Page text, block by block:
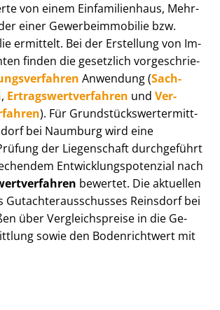
von einem Einfamilienhaus, Mehr­
einer Ge­wer­be­im­mo­bi­lie bzw.
ermittelt. Bei der Erstellung von Im­
finden die gesetzlich vor­ge­schrie­
Anwendung (Sach­
, Er­trags­wert­ver­fah­ren und Ver­
). Für Grund­stücks­wert­ermitt­
bei Naumburg wird eine
der Liegenschaft durchgeführt
Ent­wick­lungs­po­ten­zi­al nach
bewertet. Die aktuellen
Gut­ach­ter­aus­schus­ses Reinsdorf bei
über Ver­gleichs­prei­se in die Ge­
sowie den Bodenrichtwert mit